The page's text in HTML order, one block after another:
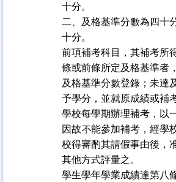
十分。
二、及格基準分數為四十
十分。
前項補考科目，其補考所
條或前條所定及格基準者
及格基準分數登錄；未達
予學分，並就原成績或補
學校每學期辦理補考，以
因故不能參加補考，經學
校得審酌其請假事由後，
其他方式評量之。
學生學年學業成績達第八